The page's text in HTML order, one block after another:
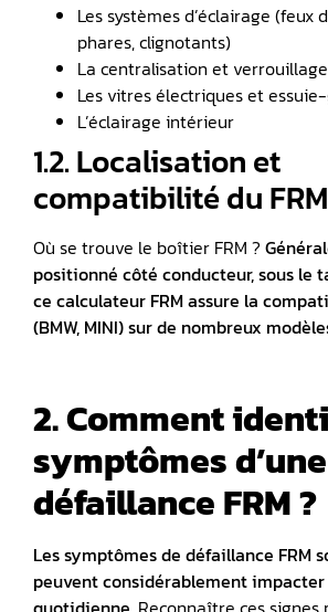
Les systèmes d’éclairage (feux
phares, clignotants)
La centralisation et
Les vitres électriques et
L’éclairage intérieur
1.2. Localisation et
compatibilité du FRM
Où se trouve le boîtier FRM ?
positionné côté conducteur, sous le
ce calculateur FRM assure la
(BMW, MINI) sur de nombreux
2. Comment
symptômes d’une
défaillance FRM ?
Les symptômes de défaillance FRM
peuvent considérablement